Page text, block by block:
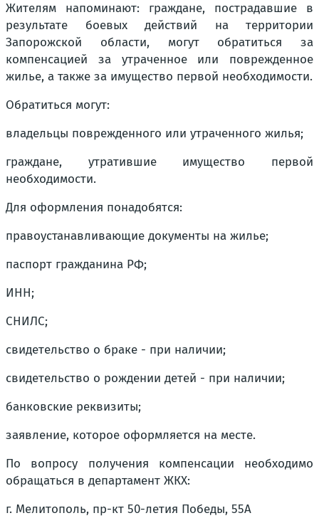
Жителям напоминают: граждане, пострадавшие в
результате боевых действий на территории
Запорожской области, могут обратиться за
компенсацией за утраченное или поврежденное
жилье, а также за имущество первой необходимости.
Обратиться могут:
владельцы поврежденного или утраченного жилья;
граждане, утратившие имущество первой
необходимости.
Для оформления понадобятся:
правоустанавливающие документы на жилье;
паспорт гражданина РФ;
ИНН;
СНИЛС;
свидетельство о браке - при наличии;
свидетельство о рождении детей - при наличии;
банковские реквизиты;
заявление, которое оформляется на месте.
По вопросу получения компенсации необходимо
обращаться в департамент ЖКХ:
г. Мелитополь, пр-кт 50-летия Победы, 55А